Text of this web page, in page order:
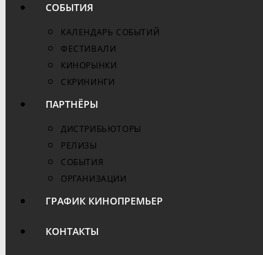
СОБЫТИЯ
КАЛЕНДАРЬ СОБЫТИЙ
ФЕСТИВАЛИ
КИНОРЫНКИ
СКРИНИНГИ
ПАРТНЁРЫ
ДИСТРИБЬЮТОРЫ
РЕЛИЗЫ
СОБЫТИЯ
ОРГАНИЗАЦИИ
ГРАФИК КИНОПРЕМЬЕР
КОНТАКТЫ